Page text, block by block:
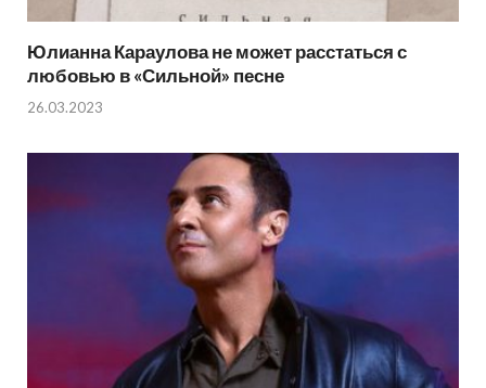
Юлианна Караулова не может расстаться с
любовью в «Сильной» песне
26.03.2023